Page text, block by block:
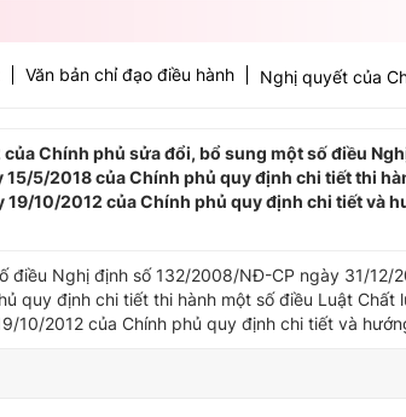
Văn bản chỉ đạo điều hành Nghị quyết của
Chính phủ sửa đổi, bổ sung một số điều
5/2018 của Chính phủ quy định chi tiết thi
10/2012 của Chính phủ quy định chi tiết và
điều Nghị định số 132/2008/NĐ-CP ngày 31/
quy định chi tiết thi hành một số điều Luật Chất
10/2012 của Chính phủ quy định chi tiết và